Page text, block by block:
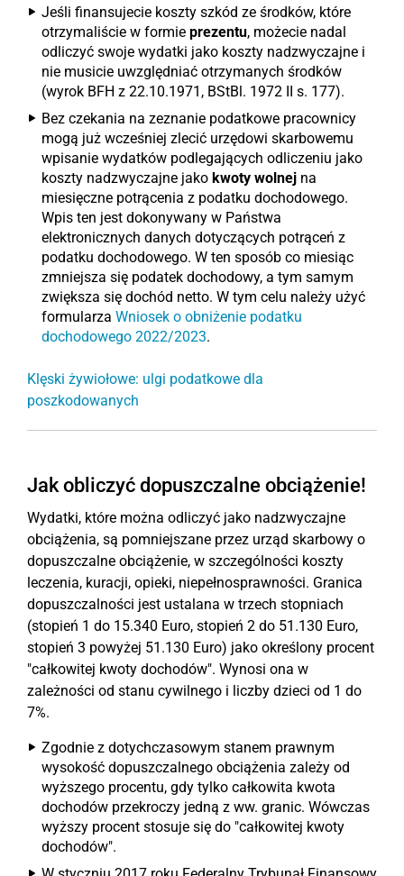
Jeśli finansujecie koszty szkód ze środków, które
otrzymaliście w formie prezentu, możecie nadal
odliczyć swoje wydatki jako koszty nadzwyczajne i
nie musicie uwzględniać otrzymanych środków
(wyrok BFH z 22.10.1971, BStBl. 1972 II s. 177).
Bez czekania na zeznanie podatkowe pracownicy
mogą już wcześniej zlecić urzędowi skarbowemu
wpisanie wydatków podlegających odliczeniu jako
koszty nadzwyczajne jako kwoty wolnej na
miesięczne potrącenia z podatku dochodowego.
Wpis ten jest dokonywany w Państwa
elektronicznych danych dotyczących potrąceń z
podatku dochodowego. W ten sposób co miesiąc
zmniejsza się podatek dochodowy, a tym samym
zwiększa się dochód netto. W tym celu należy użyć
formularza Wniosek o obniżenie podatku
dochodowego 2022/2023.
Klęski żywiołowe: ulgi podatkowe dla
poszkodowanych
Jak obliczyć dopuszczalne obciążenie!
Wydatki, które można odliczyć jako nadzwyczajne
obciążenia, są pomniejszane przez urząd skarbowy o
dopuszczalne obciążenie, w szczególności koszty
leczenia, kuracji, opieki, niepełnosprawności. Granica
dopuszczalności jest ustalana w trzech stopniach
(stopień 1 do 15.340 Euro, stopień 2 do 51.130 Euro,
stopień 3 powyżej 51.130 Euro) jako określony procent
"całkowitej kwoty dochodów". Wynosi ona w
zależności od stanu cywilnego i liczby dzieci od 1 do
7%.
Zgodnie z dotychczasowym stanem prawnym
wysokość dopuszczalnego obciążenia zależy od
wyższego procentu, gdy tylko całkowita kwota
dochodów przekroczy jedną z ww. granic. Wówczas
wyższy procent stosuje się do "całkowitej kwoty
dochodów".